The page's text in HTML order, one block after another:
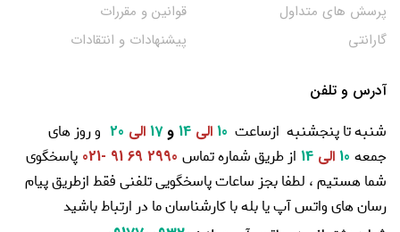
پرسش های متداول
گارانتی
قوانین و مقررات
پیشنهادات و انتقادات
آدرس و تلفن
شنبه تا پنجشنبه ازساعت 10 الی و17 الی
و روز های
جمعه
الی از طریق شماره تماس 2990 69 91 -021
پاسخگوی
شما هستیم ، لطفا بجز ساعات پاسخگویی تلفنی فقط ازطریق پیام
رسان های واتس آپ یا بله با کارشناسان ما در ارتباط باشید